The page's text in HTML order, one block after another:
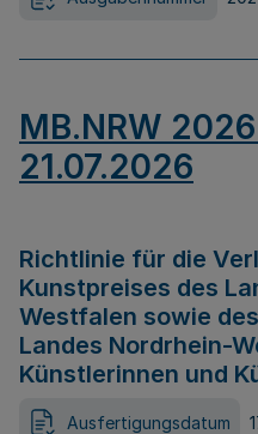
MB.NRW
21.07.2026
Richtlinie für die
Kunstpreises des
Westfalen sowie
Landes Nordrhein-
Künstlerinnen und
Ausfertigungsdatum